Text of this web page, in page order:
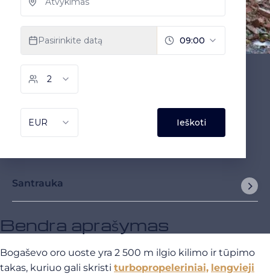
Santrauka
Bendra aprašymas
Bogaševo oro uoste yra 2 500 m ilgio kilimo ir tūpimo
takas, kuriuo gali skristi turbopropeleriniai, lengvieji